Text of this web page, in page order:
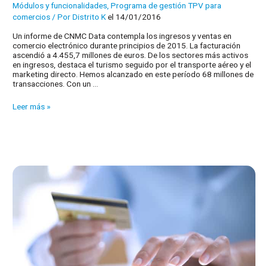
Módulos y funcionalidades,Programa de gestión TPV para
comercios/ PorDistrito Kel 14/01/2016
Un informe de CNMC Data contempla los ingresos y ventas en
comercio electrónico durante principios de 2015. La facturación
ascendió a 4.455,7 millones de euros. De los sectores más activos
en ingresos, destaca el turismo seguido por el transporte aéreo y el
marketing directo. Hemos alcanzado en este período 68 millones de
transacciones. Con un …
Crece
país
Leer más »